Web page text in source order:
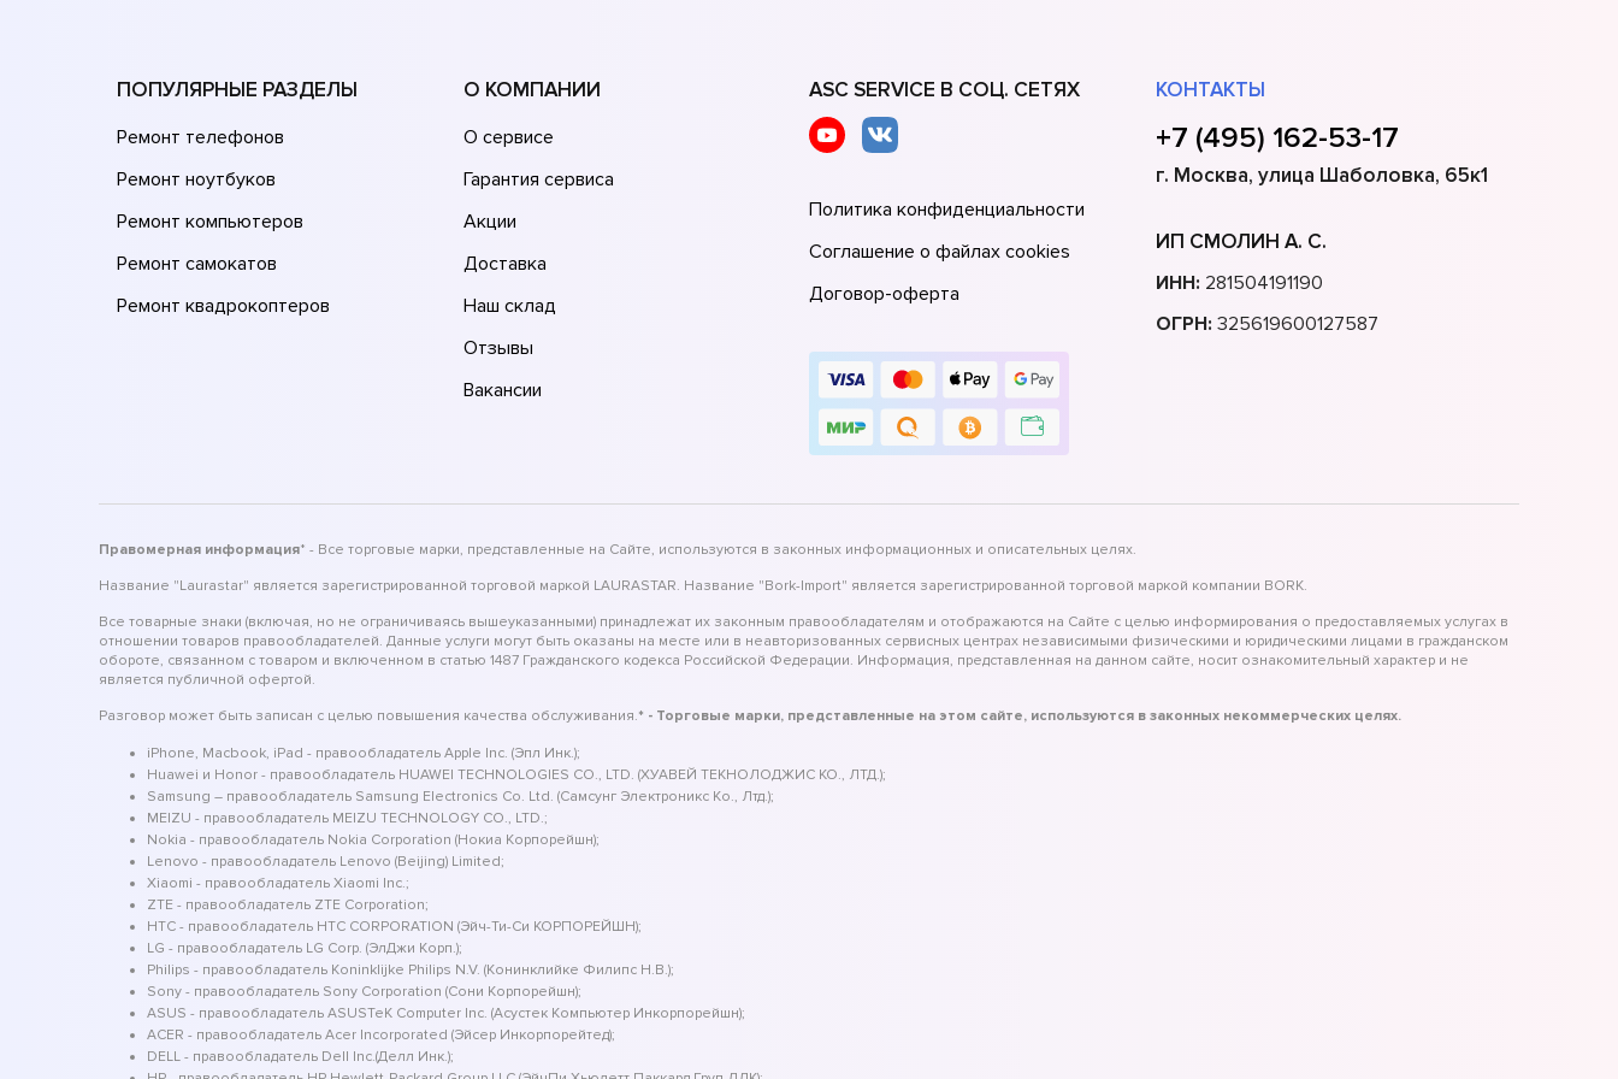
ПОПУЛЯРНЫЕ РАЗДЕЛЫ
Ремонт телефонов
Ремонт ноутбуков
Ремонт компьютеров
Ремонт самокатов
Ремонт квадрокоптеров
О КОМПАНИИ
О сервисе
Гарантия сервиса
Акции
Доставка
Наш склад
Отзывы
Вакансии
ASC SERVICE В СОЦ. СЕТЯХ
Политика конфиденциальности
Соглашение о файлах cookies
Договор-оферта
КОНТАКТЫ
+7 (495) 162-53-17
г. Москва, улица Шаболовка, 65к1
ИП СМОЛИН А. С.
ИНН: 281504191190
ОГРН: 325619600127587
Правомерная информация* - Все торговые марки, представленные на Сайте, используются в законных информационных и описательных целях.
Название "Laurastar" является зарегистрированной торговой маркой LAURASTAR. Название "Bork-Import" является зарегистрированной торговой маркой компании BORK.
Все товарные знаки (включая, но не ограничиваясь вышеуказанными) принадлежат их законным правообладателям и отображаются на Сайте с целью информирования о предоставляемых услугах в
отношении товаров правообладателей. Данные услуги могут быть оказаны на месте или в неавторизованных сервисных центрах независимыми физическими и юридическими лицами в гражданском
обороте, связанном с товаром и включенном в статью 1487 Гражданского кодекса Российской Федерации. Информация, представленная на данном сайте, носит ознакомительный характер и не
является публичной офертой.
Разговор может быть записан с целью повышения качества обслуживания.* - Торговые марки, представленные на этом сайте, используются в законных некоммерческих целях.
iPhone, Macbook, iPad - правообладатель Apple Inc. (Эпл Инк.);
Huawei и Honor - правообладатель HUAWEI TECHNOLOGIES CO., LTD. (ХУАВЕЙ ТЕКНОЛОДЖИС КО., ЛТД.);
Samsung – правообладатель Samsung Electronics Co. Ltd. (Самсунг Электроникс Ко., Лтд.);
MEIZU - правообладатель MEIZU TECHNOLOGY CO., LTD.;
Nokia - правообладатель Nokia Corporation (Нокиа Корпорейшн);
Lenovo - правообладатель Lenovo (Beijing) Limited;
Xiaomi - правообладатель Xiaomi Inc.;
ZTE - правообладатель ZTE Corporation;
HTC - правообладатель HTC CORPORATION (Эйч-Ти-Си КОРПОРЕЙШН);
LG - правообладатель LG Corp. (ЭлДжи Корп.);
Philips - правообладатель Koninklijke Philips N.V. (Конинклийке Филипс Н.В.);
Sony - правообладатель Sony Corporation (Сони Корпорейшн);
ASUS - правообладатель ASUSTeK Computer Inc. (Асустек Компьютер Инкорпорейшн);
ACER - правообладатель Acer Incorporated (Эйсер Инкорпорейтед);
DELL - правообладатель Dell Inc.(Делл Инк.);